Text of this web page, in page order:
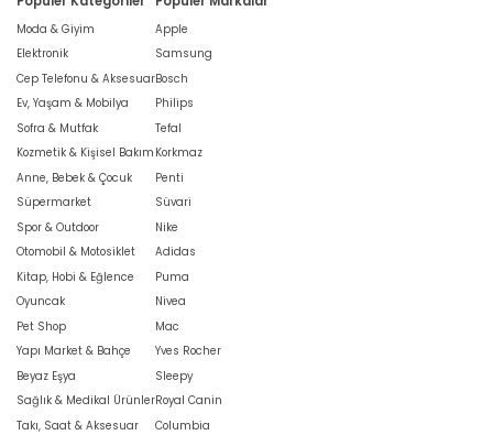
Moda & Giyim
Elektronik
Cep Telefonu & Aksesuar
Ev, Yaşam & Mobilya
Sofra & Mutfak
Kozmetik & Kişisel Bakım
Anne, Bebek & Çocuk
Süpermarket
Spor & Outdoor
Otomobil & Motosiklet
Kitap, Hobi & Eğlence
Oyuncak
Pet Shop
Yapı Market & Bahçe
Beyaz Eşya
Sağlık & Medikal Ürünler
Takı, Saat & Aksesuar
Apple
Samsung
Bosch
Philips
Tefal
Korkmaz
Penti
Süvari
Nike
Adidas
Puma
Nivea
Mac
Yves Rocher
Sleepy
Royal Canin
Columbia